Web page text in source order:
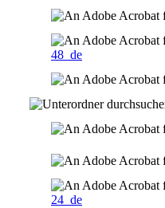
48_de
24_de